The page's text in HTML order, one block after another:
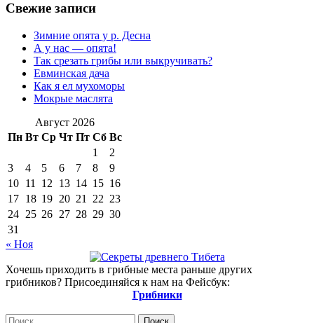
Свежие записи
Зимние опята у р. Десна
А у нас — опята!
Так срезать грибы или выкручивать?
Евминская дача
Как я ел мухоморы
Мокрые маслята
Август 2026
Пн Вт Ср Чт Пт Сб Вс
1
2
3
4 5 6 7 8
9
10 11 12 13 14 15 16
17 18 19 20 21 22 23
24 25 26 27 28 29 30
31
« Ноя
Хочешь приходить в грибные места раньше других
грибников? Присоединяйся к нам на Фейсбук:
Грибники
Найти: